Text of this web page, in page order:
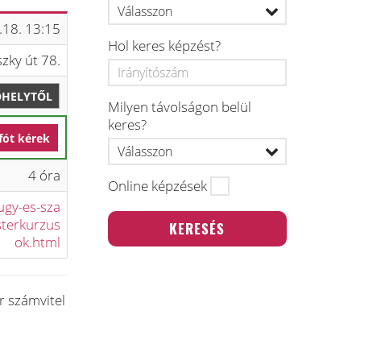
13:15
út 78.
kérek
4 óra
es-sza
ok.html
számvitel
Hol keres képzést?
Milyen távolságon belül
keres?
Online képzések